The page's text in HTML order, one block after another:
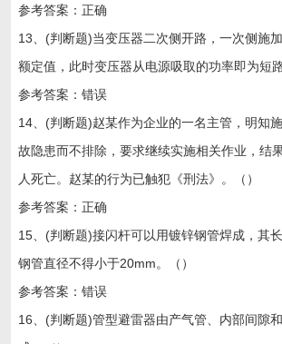
参考答案：正确
13、(判断题)当变压器二次侧开路，一次侧施
额定值，此时变压器从电源吸取的功率即为短
参考答案：错误
14、(判断题)赵某作为企业的一名主管，明知
故隐患而不排除，要求继续实施相关作业，结
人死亡。赵某的行为已触犯《刑法》。（）
参考答案：正确
15、(判断题)接闪杆可以用镀锌钢管焊成，其
钢管直径不得小于20mm。（）
参考答案：错误
16、(判断题)管型避雷器由产气管、内部间隙